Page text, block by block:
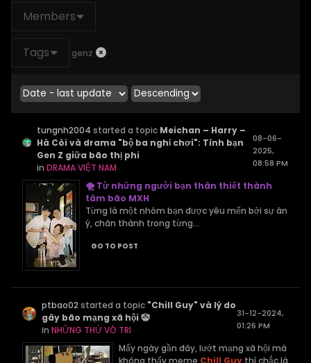
Members
Tags genz
tungnh2004 started a topic Meichan – Harry –
Hà Còi và drama "bộ ba nghỉ chơi": Tình bạn
Gen Z giữa bão thị phi
inDRAMA VIỆT NAM
08-06-
2025,
08:58 PM
🌪 Từ những người bạn thân thiết thành
tâm bão MXH
Từng là một nhóm bạn được yêu mến bởi sự ăn
ý, chân thành trong từng...
GO TO POST
ptbao02 started a topic "Chill Guy" và lý do
gây bão mạng xã hội 🤡
inNHỮNG THỨ VÔ TRI
31-12-2024,
01:26 PM
Mấy ngày gần đây, lướt mạng xã hội mà
không thấy meme Chill Guy thì chắc là